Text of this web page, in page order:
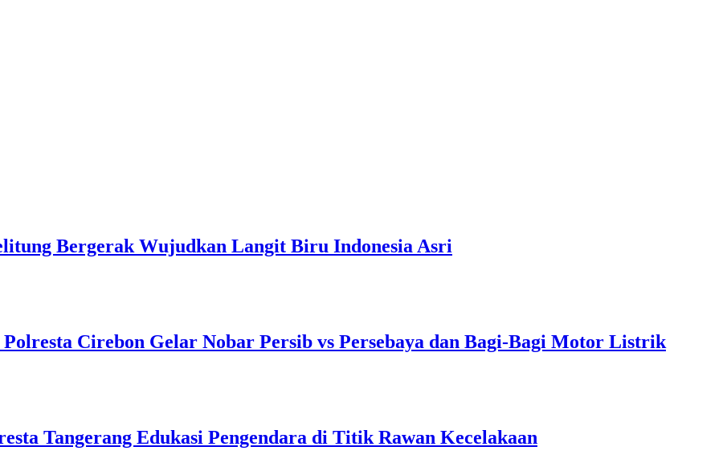
Bergerak Wujudkan Langit Biru Indonesia Asri
Cirebon Gelar Nobar Persib vs Persebaya dan Bagi-Bagi Motor Listrik
Tangerang Edukasi Pengendara di Titik Rawan Kecelakaan